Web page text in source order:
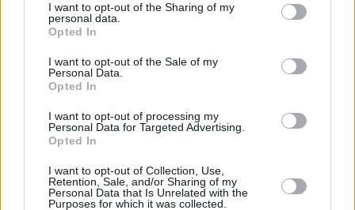
I want to opt-out of the Sharing of my
personal data.
Opted In
I want to opt-out of the Sale of my
Personal Data.
Opted In
I want to opt-out of processing my
Personal Data for Targeted Advertising.
Opted In
I want to opt-out of Collection, Use,
Retention, Sale, and/or Sharing of my
Personal Data that Is Unrelated with the
Purposes for which it was collected.